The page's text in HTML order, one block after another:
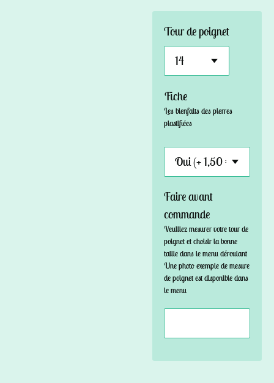
Tour de poignet
Fiche
Les bienfaits des pierres
plastifiées
Faire avant
commande
Veuillez mesurer votre tour de
poignet et choisir la bonne
taille dans le menu déroulant
Une photo exemple de mesure
de poignet est disponible dans
le menu